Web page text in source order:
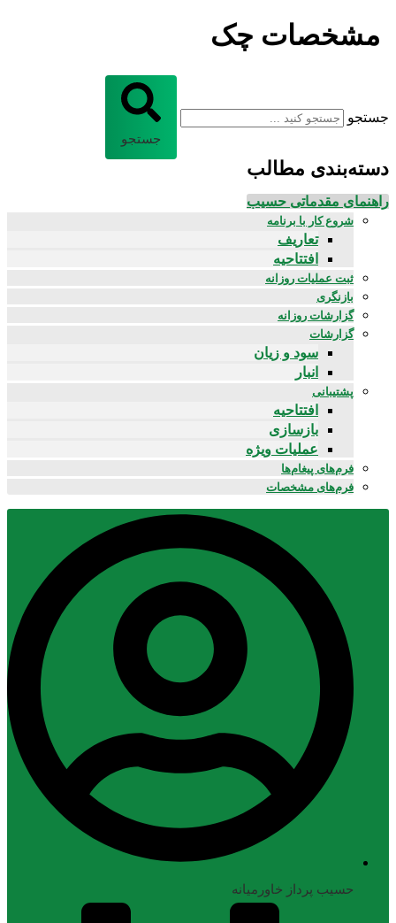
مشخصات چک
جستجو
جستجو
دسته‌بندی مطالب
راهنمای مقدماتی حسیب
شروع کار با برنامه
تعاریف
افتتاحیه
ثبت عملیات روزانه
بازنگری
گزارشات روزانه
گزارشات
سود و زیان
انبار
پشتیبانی
افتتاحیه
بازسازی
عملیات ویژه
فرم‌های پیغام‌ها
فرم‌های مشخصات
حسیب پرداز خاورمیانه